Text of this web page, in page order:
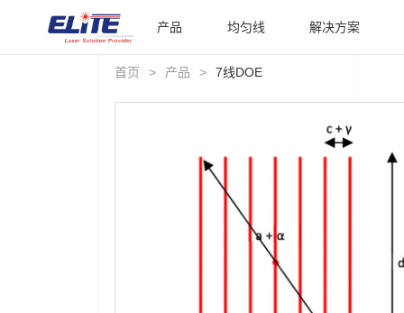
产品 均匀线 解决方案
首页 > 产品 > 7线DOE